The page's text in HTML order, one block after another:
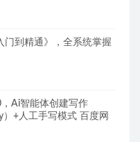
门到精通》，全系统掌握
Ai智能体创建写作
+人工手写模式 百度网